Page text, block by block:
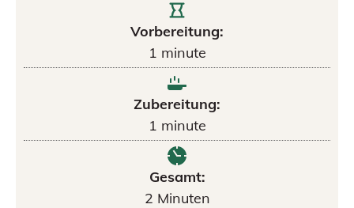
Vorbereitung:
1 minute
Zubereitung:
1 minute
Gesamt:
2 Minuten